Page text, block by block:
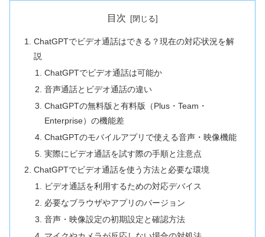
目次
ChatGPTでビデオ通話はできる？現在の対応状況を解
説
ChatGPTでビデオ通話は可能か
音声通話とビデオ通話の違い
ChatGPTの無料版と有料版（Plus・Team・
Enterprise）の機能差
ChatGPTのモバイルアプリで使える音声・映像機能
実際にビデオ通話を試す際の手順と注意点
ChatGPTでビデオ通話を使う方法と必要な環境
ビデオ通話を利用するための対応デバイス
必要なブラウザやアプリのバージョン
音声・映像設定の初期設定と確認方法